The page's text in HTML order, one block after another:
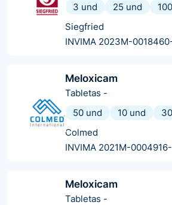
3 und
25 und
Siegfried
INVIMA 2023M-
Meloxicam
Tabletas -
50 und
10 und
Colmed
INVIMA 2021M-
Meloxicam
Tabletas -